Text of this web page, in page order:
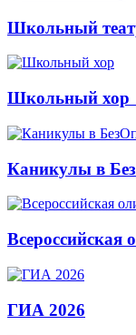
Школьный
Школьный хор
Каникулы в
ГИА 2026